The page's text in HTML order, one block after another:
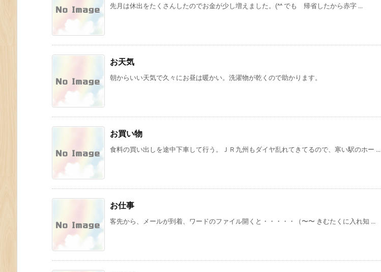
先月は休出をたくさんしたのでお金が少し増えました。(^^ でも 帰省したから赤字 ...
お天気
朝からいい天気で久々にお昼は暖かい。洗濯物が乾くので助かります。
お買い物
食料の買い出しを途中下車して行う。ＪＲ九州もダイヤ乱れてきてるので、寒い駅のホー ...
お仕事
客先から、メールが到着、ワードのファイル開くと・・・・・（〜〜 きむたくに入れ知 ...